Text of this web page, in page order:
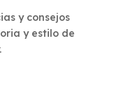
y consejos
y estilo de